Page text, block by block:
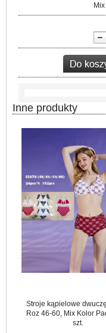
Inne produkty
Stroje kąpielowe
Roz 46-60, Mix Kolor
szt.